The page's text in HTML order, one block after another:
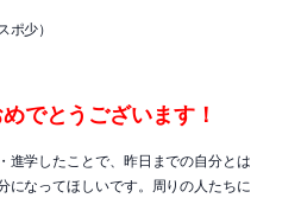
ポ少）
でとうございます！
進学したことで、昨日までの自分とは
になってほしいです。周りの人たちに